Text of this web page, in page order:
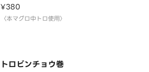
¥380
〈本マグロ中トロ使用〉
トロビンチョウ巻